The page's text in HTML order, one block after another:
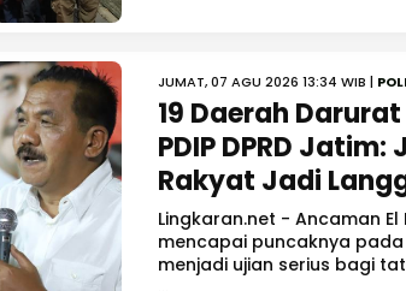
JUMAT, 07 AGU 2026 13:34 WIB |
19 Daerah
PDIP DPRD
Rakyat Jadi
Lingkaran.net - Ancaman
mencapai puncaknya
menjadi ujian serius bagi